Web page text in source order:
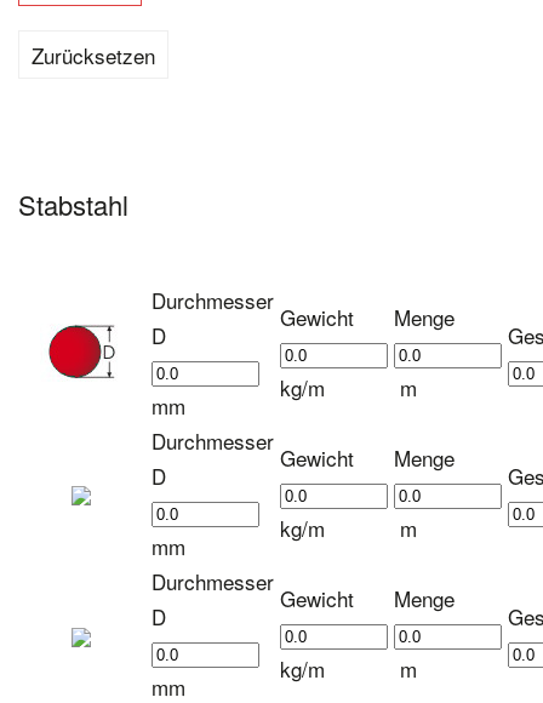
Stabstahl
Durchmesser
D
mm
Gewicht
kg/m
Menge
m
Durchmesser
D
mm
Gewicht
kg/m
Menge
m
Durchmesser
D
mm
Gewicht
kg/m
Menge
m